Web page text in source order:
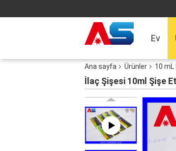
Ev
Ana sayfa Ürünler 10 mL
İlaç Şişesi 10ml Şişe